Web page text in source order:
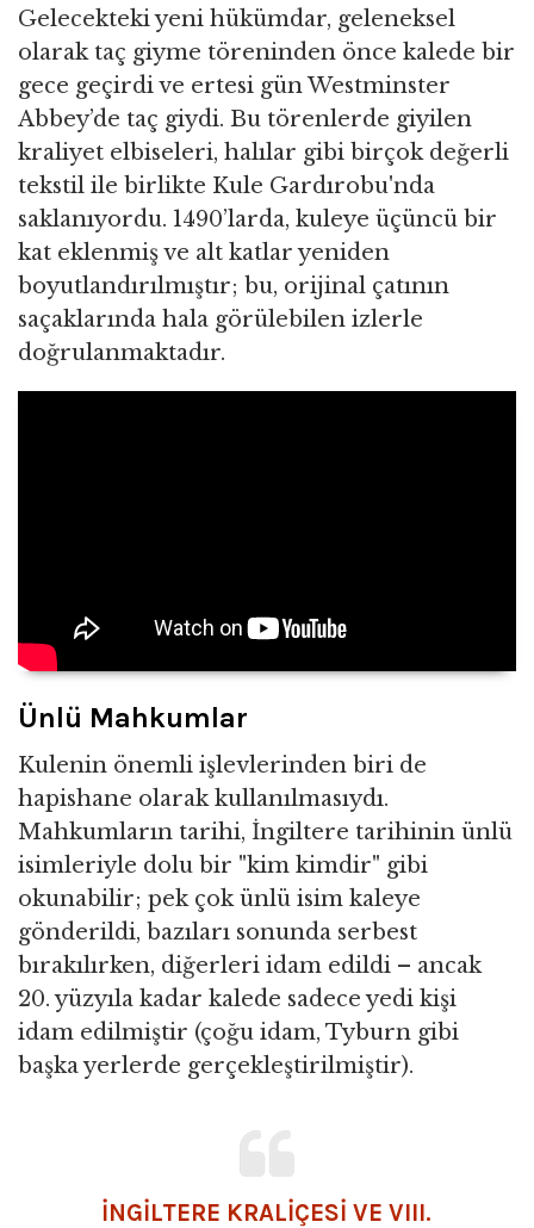
Gelecekteki yeni hükümdar, geleneksel
olarak taç giyme töreninden önce kalede bir
gece geçirdi ve ertesi gün Westminster
Abbey’de taç giydi. Bu törenlerde giyilen
kraliyet elbiseleri, halılar gibi birçok değerli
tekstil ile birlikte Kule Gardırobu'nda
saklanıyordu. 1490’larda, kuleye üçüncü bir
kat eklenmiş ve alt katlar yeniden
boyutlandırılmıştır; bu, orijinal çatının
saçaklarında hala görülebilen izlerle
doğrulanmaktadır.
Ünlü Mahkumlar
Kulenin önemli işlevlerinden biri de
hapishane olarak kullanılmasıydı.
Mahkumların tarihi, İngiltere tarihinin ünlü
isimleriyle dolu bir "kim kimdir" gibi
okunabilir; pek çok ünlü isim kaleye
gönderildi, bazıları sonunda serbest
bırakılırken, diğerleri idam edildi – ancak
20. yüzyıla kadar kalede sadece yedi kişi
idam edilmiştir (çoğu idam, Tyburn gibi
başka yerlerde gerçekleştirilmiştir).
İNGİLTERE KRALİÇESİ VE VIII.